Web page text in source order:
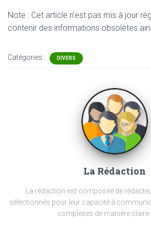
Note : Cet article n'est pas mis à jour
contenir des informations obsolètes
Catégories : DIVERS
La Rédaction
La rédaction est composée de
sélectionnés pour leur capacité à
complexes de manière claire